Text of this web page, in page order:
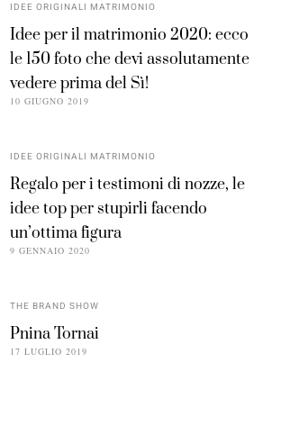
IDEE ORIGINALI MATRIMONIO
Idee per il matrimonio 2020: ecco
le 150 foto che devi assolutamente
vedere prima del Sì!
10 GIUGNO 2019
IDEE ORIGINALI MATRIMONIO
Regalo per i testimoni di nozze, le
idee top per stupirli facendo
un’ottima figura
9 GENNAIO 2020
THE BRAND SHOW
Pnina Tornai
17 LUGLIO 2019